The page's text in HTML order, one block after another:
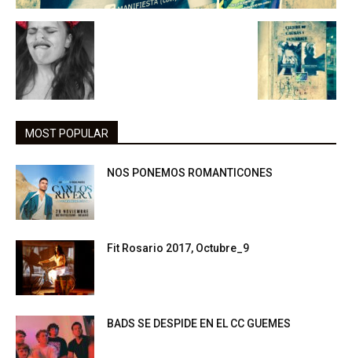
MOST POPULAR
NOS PONEMOS ROMANTICONES
Fit Rosario 2017, Octubre_9
BADS SE DESPIDE EN EL CC GUEMES